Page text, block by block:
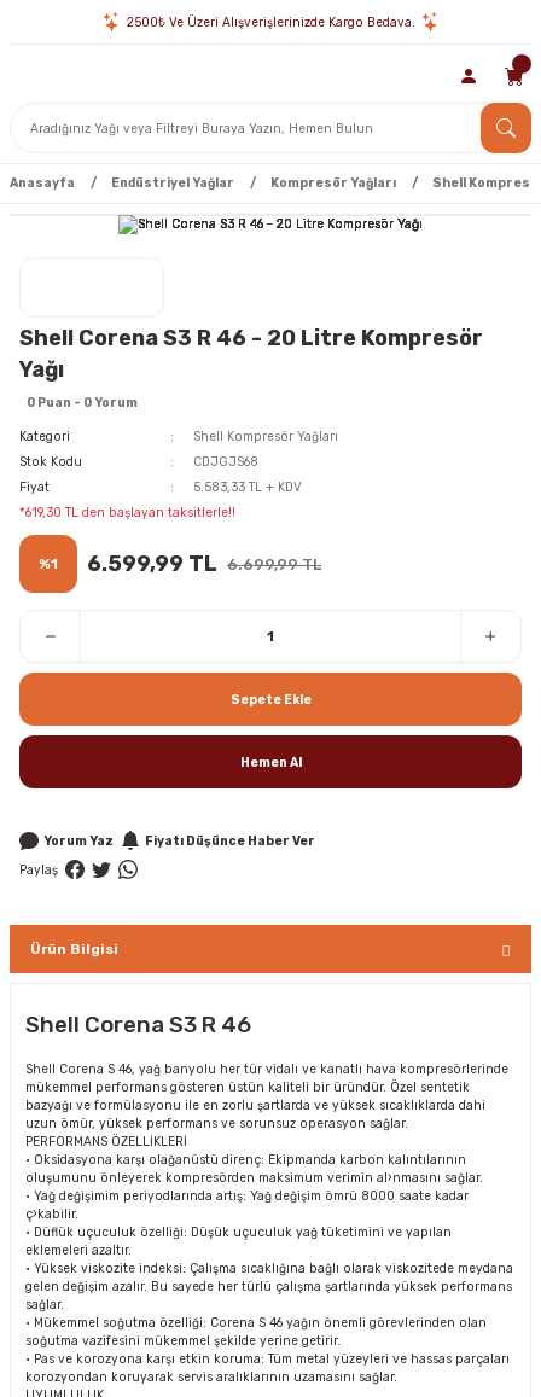
2500₺ Ve Üzeri Alışverişlerinizde Kargo Bedava.
Anasayfa Endüstriyel Yağlar Kompresör Yağları Shell
Shell Corena S3 R 46 - 20 Litre Kompresör
Yağı
0 Puan - 0 Yorum
Kategori
Shell Kompresör Yağları
Stok Kodu
CDJGJS68
Fiyat
5.583,33 TL + KDV
*619,30 TL den başlayan taksitlerle!!
%1 6.599,99 TL 6.699,99 TL
Sepete Ekle
Hemen Al
Yorum Yaz
Fiyatı Düşünce Haber Ver
Paylaş
Ürün Bilgisi
Shell Corena S3 R 46
Shell Corena S 46, yağ banyolu her tür vidalı ve kanatlı hava kompresörlerinde
mükemmel performans gösteren üstün kaliteli bir üründür. Özel sentetik
bazyağı ve formülasyonu ile en zorlu şartlarda ve yüksek sıcaklıklarda dahi
uzun ömür, yüksek performans ve sorunsuz operasyon sağlar.
PERFORMANS ÖZELLİKLERİ
• Oksidasyona karşı olağanüstü direnç: Ekipmanda karbon kalıntılarının
oluşumunu önleyerek kompresörden maksimum verimin al›nmasını sağlar.
• Yağ değişimim periyodlarında artış: Yağ değişim ömrü 8000 saate kadar
ç›kabilir.
• Düflük uçuculuk özelliği: Düşük uçuculuk yağ tüketimini ve yapılan
eklemeleri azaltır.
• Yüksek viskozite indeksi: Çalışma sıcaklığına bağlı olarak viskozitede meydana
gelen değişim azalır. Bu sayede her türlü çalışma şartlarında yüksek performans
sağlar.
• Mükemmel soğutma özelliği: Corena S 46 yağın önemli görevlerinden olan
soğutma vazifesini mükemmel şekilde yerine getirir.
• Pas ve korozyona karşı etkin koruma: Tüm metal yüzeyleri ve hassas parçaları
korozyondan koruyarak servis aralıklarının uzamasını sağlar.